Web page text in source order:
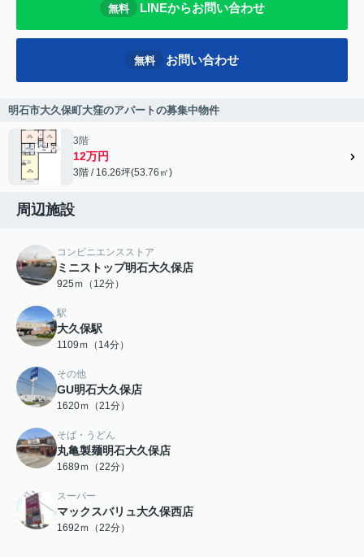
無料 LINEからお問い合わせ
無料 お問い合わせ
明石市大久保町大窪のアパートの募集中物件
3階
12万円
3階 / 16.26坪(53.76㎡)
周辺施設
コンビニエンスストア
ミニストップ明石大久保店
925ｍ（12分）
駅
大久保駅
1109ｍ（14分）
その他
GU明石大久保店
1620ｍ（21分）
そば・うどん
丸亀製麺明石大久保店
1689ｍ（22分）
スーパー
マックスバリュ大久保西店
1692ｍ（22分）